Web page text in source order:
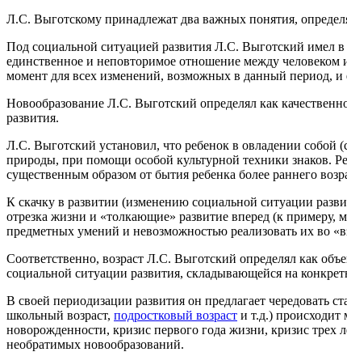
Л.С. Выготскому принадлежат два важных понятия,
Под социальной ситуацией развития Л.С. Выготский имел в
единственное и неповторимое отношение между человеком
момент для всех изменений, возможных в данный период, и
Новообразование Л.С. Выготский определял как
развития.
Л.С. Выготский установил, что ребенок в овладении собой
природы, при помощи особой культурной техники знаков.
существенным образом от бытия ребенка более раннего
К скачку в развитии (изменению социальной ситуации
отрезка жизни и «толкающие» развитие вперед (к
предметных умений и невозможностью реализовать их во
Соответственно, возраст Л.С. Выготский определял как
социальной ситуации развития, складывающейся на
В своей периодизации развития он предлагает чередовать
школьный возраст, подростковый возраст и т.д.) происходит
новорожденности, кризис первого года жизни, кризис трех
необратимых новообразований.